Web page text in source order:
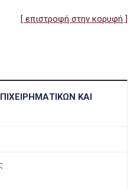
[ επιστροφή στην κορυφή ]
ΚΑΙ